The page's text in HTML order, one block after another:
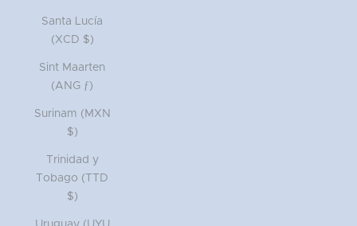
Santa Lucía
(XCD $)
Sint Maarten
(ANG ƒ)
Surinam (MXN
$)
Trinidad y
Tobago (TTD
$)